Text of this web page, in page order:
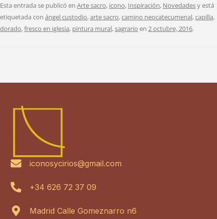
Esta entrada se publicó en Arte sacro, icono, Inspiración, Novedadesy está
etiquetada con ángel custodio,arte sacro,camino neocatecumenal,capilla,
dorado,fresco en iglesia, pintura mural,sagrario en 2 octubre, 2016.
iconosycirios@gmail.com
+34 626 72 37 09
Madrid Calle Gomeznarro n6